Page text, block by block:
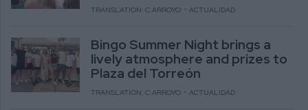
TRANSLATION: C.ARROYO ACTUALIDAD
Bingo Summer Night brings a
lively atmosphere and prizes to
Plaza del Torreón
TRANSLATION: C.ARROYO ACTUALIDAD